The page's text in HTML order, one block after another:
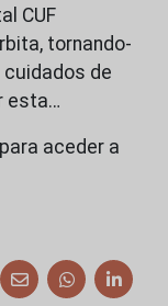
CUF
tornando-
de
esta…
para aceder a